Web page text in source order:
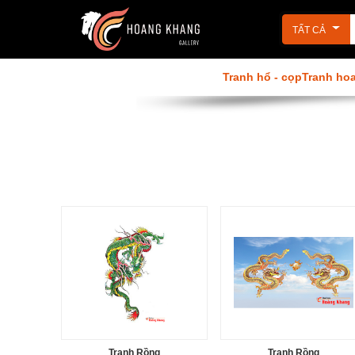
TẤT CẢ
Tranh sơn dầu
Tranh khỏa thân
Tranh hổ - cọpTranh
Tranh Rồng Tranh Rồng